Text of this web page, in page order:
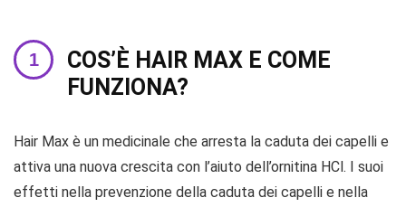
COS’È HAIR MAX E COME
FUNZIONA?
Hair Max è un medicinale che arresta la caduta dei capelli e
attiva una nuova crescita con l’aiuto dell’ornitina HCl. I suoi
effetti nella prevenzione della caduta dei capelli e nella